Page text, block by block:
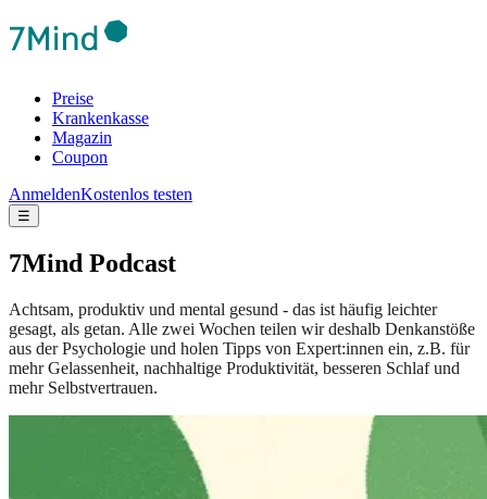
Preise
Krankenkasse
Magazin
Coupon
AnmeldenKostenlos testen
☰
7Mind Podcast
Achtsam, produktiv und mental gesund - das ist häufig leichter
gesagt, als getan. Alle zwei Wochen teilen wir deshalb Denkanstöße
aus der Psychologie und holen Tipps von Expert:innen ein, z.B. für
mehr Gelassenheit, nachhaltige Produktivität, besseren Schlaf und
mehr Selbstvertrauen.